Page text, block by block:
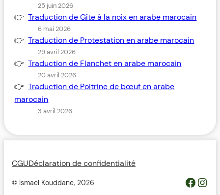
25 juin 2026
Traduction de Gîte à la noix en arabe marocain
6 mai 2026
Traduction de Protestation en arabe marocain
29 avril 2026
Traduction de Flanchet en arabe marocain
20 avril 2026
Traduction de Poitrine de bœuf en arabe
marocain
3 avril 2026
CGUDéclaration de confidentialité
© Ismael Kouddane, 2026 https://www.facebook.com/profile.php?id=100093685364119&__cft__[0]=AZWovLDTUsZGvQikhreHbQlM2wwUJXYZcMIQqUCyjo4QRRB9L4ThlW7gKbCbGuz9_6H_Y_jmfsuYI_nC2pEyGg8Z46ODdeAqO0_3dJH3dIcJTw&__tn__=-UC%2CP-R